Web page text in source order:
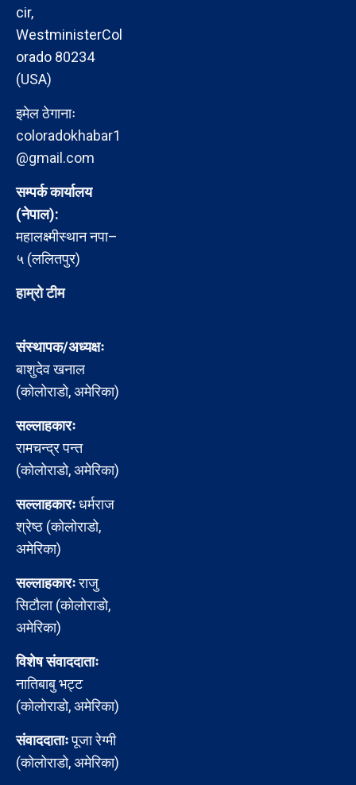
cir,
WestministerCol
orado 80234
(USA)
इमेल ठेगानाः
coloradokhabar1
@gmail.com
सम्पर्क कार्यालय
(नेपाल):
महालक्ष्मीस्थान नपा–
५ (ललितपुर)
हाम्रो टीम
संस्थापक/अध्यक्षः
बाशुदेव खनाल
(कोलोराडो, अमेरिका)
सल्लाहकारः
रामचन्द्र पन्त
(कोलोराडो, अमेरिका)
सल्लाहकारःधर्मराज
श्रेष्ठ (कोलोराडो,
अमेरिका)
सल्लाहकारःराजु
सिटौला (कोलोराडो,
अमेरिका)
विशेष संवाददाताः
नातिबाबु भट्ट
(कोलोराडो, अमेरिका)
संवाददाताःपूजा रेग्मी
(कोलोराडो, अमेरिका)